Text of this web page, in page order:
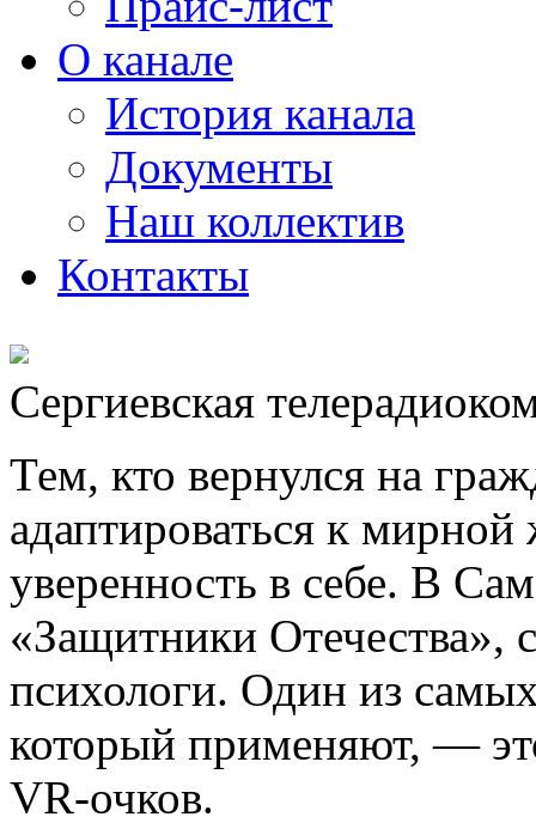
О канале
История канала
Документы
Наш коллектив
Контакты
Сергиевская
Тем, кто вернулся на
адаптироваться к
уверенность в себе. В
«Защитники Отечества»,
психологи. Один из
который применяют, —
VR-очков.